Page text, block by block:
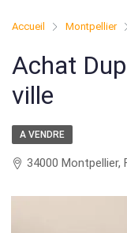
Accueil Montpellier
Achat
ville
A VENDRE
34000 Montpellier,